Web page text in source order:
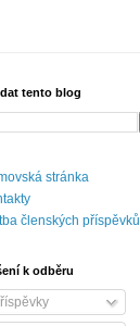
tento blog
stránka
členských příspěvků
k odběru